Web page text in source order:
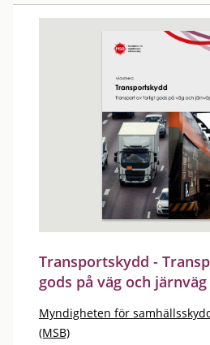
Transportskydd -
gods på väg och järnväg
Myndigheten för
(MSB)